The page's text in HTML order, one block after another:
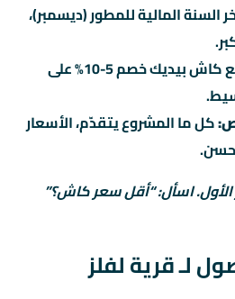
السنة المالية للمطور (ديسمبر)،
الدفع كاش بيديك خصم 5-10% على
كل ما المشروع يتقدّم، الأسعار
اسأل: “أقل سعر كاش؟”
لـ قرية لفلز